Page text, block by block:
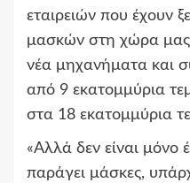
εταιρειών που έχουν
μασκών στη χώρα μας,
νέα μηχανήματα και
από 9 εκατομμύρια
στα 18 εκατομμύρια
«Αλλά δεν είναι μόνο
παράγει μάσκες,